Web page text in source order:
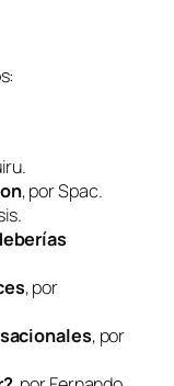
, por Spac.
, por
, por